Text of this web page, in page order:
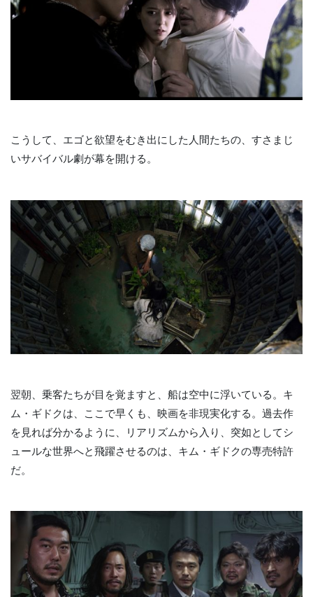
こうして、エゴと欲望をむき出にした人間たちの、すさまじ
いサバイバル劇が幕を開ける。
翌朝、乗客たちが目を覚ますと、船は空中に浮いている。キ
ム・ギドクは、ここで早くも、映画を非現実化する。過去作
を見れば分かるように、リアリズムから入り、突如としてシ
ュールな世界へと飛躍させるのは、キム・ギドクの専売特許
だ。